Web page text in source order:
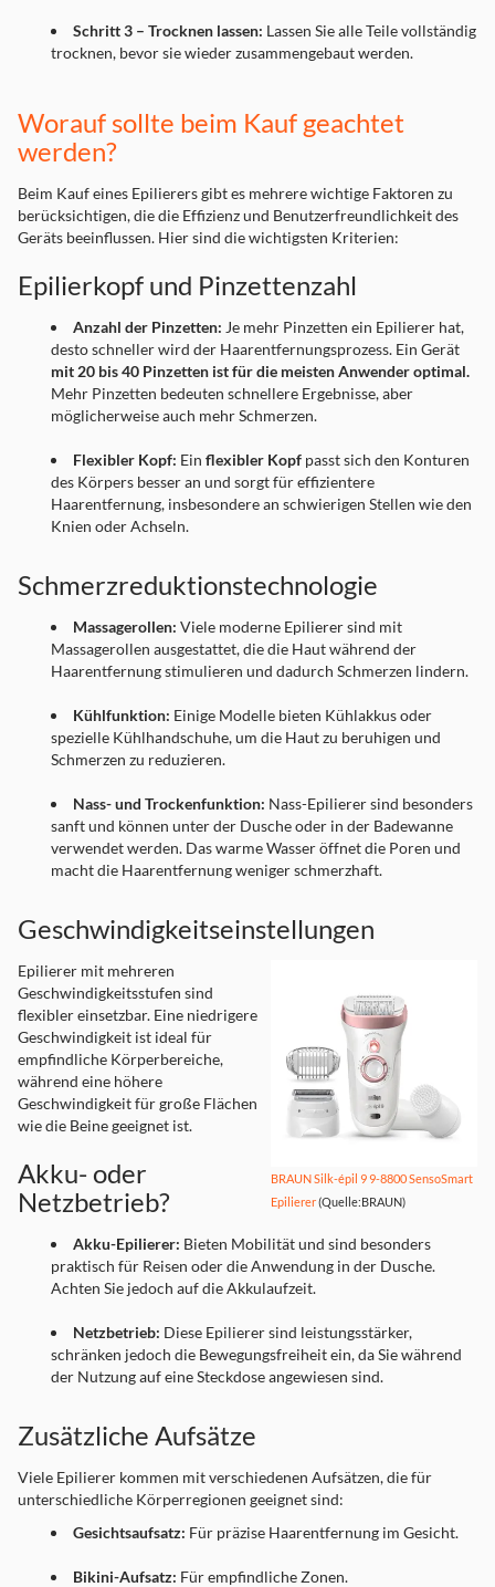
Schritt 3 – Trocknen lassen: Lassen Sie alle Teile vollständig
trocknen, bevor sie wieder zusammengebaut werden.
Worauf sollte beim Kauf geachtet
werden?
Beim Kauf eines Epilierers gibt es mehrere wichtige Faktoren zu
berücksichtigen, die die Effizienz und Benutzerfreundlichkeit des
Geräts beeinflussen. Hier sind die wichtigsten Kriterien:
Epilierkopf und Pinzettenzahl
Anzahl der Pinzetten: Je mehr Pinzetten ein Epilierer hat,
desto schneller wird der Haarentfernungsprozess. Ein Gerät
mit 20 bis 40 Pinzetten ist für die meisten Anwender optimal.
Mehr Pinzetten bedeuten schnellere Ergebnisse, aber
möglicherweise auch mehr Schmerzen.
Flexibler Kopf: Ein flexibler Kopf passt sich den Konturen
des Körpers besser an und sorgt für effizientere
Haarentfernung, insbesondere an schwierigen Stellen wie den
Knien oder Achseln.
Schmerzreduktionstechnologie
Massagerollen: Viele moderne Epilierer sind mit
Massagerollen ausgestattet, die die Haut während der
Haarentfernung stimulieren und dadurch Schmerzen lindern.
Kühlfunktion: Einige Modelle bieten Kühlakkus oder
spezielle Kühlhandschuhe, um die Haut zu beruhigen und
Schmerzen zu reduzieren.
Nass- und Trockenfunktion: Nass-Epilierer sind besonders
sanft und können unter der Dusche oder in der Badewanne
verwendet werden. Das warme Wasser öffnet die Poren und
macht die Haarentfernung weniger schmerzhaft.
Geschwindigkeitseinstellungen
BRAUN Silk-épil 9 9-8800 SensoSmart
Epilierer(Quelle:BRAUN)
Epilierer mit mehreren
Geschwindigkeitsstufen sind
flexibler einsetzbar. Eine niedrigere
Geschwindigkeit ist ideal für
empfindliche Körperbereiche,
während eine höhere
Geschwindigkeit für große Flächen
wie die Beine geeignet ist.
Akku- oder
Netzbetrieb?
Akku-Epilierer: Bieten Mobilität und sind besonders
praktisch für Reisen oder die Anwendung in der Dusche.
Achten Sie jedoch auf die Akkulaufzeit.
Netzbetrieb: Diese Epilierer sind leistungsstärker,
schränken jedoch die Bewegungsfreiheit ein, da Sie während
der Nutzung auf eine Steckdose angewiesen sind.
Zusätzliche Aufsätze
Viele Epilierer kommen mit verschiedenen Aufsätzen, die für
unterschiedliche Körperregionen geeignet sind:
Gesichtsaufsatz: Für präzise Haarentfernung im Gesicht.
Bikini-Aufsatz: Für empfindliche Zonen.